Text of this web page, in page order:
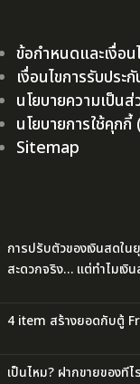
ข้อกำหนดและเงื่อ
เงื่อนไขการรับป
นโยบายความเป็น
นโยบายการใช้คุก
Sitemap
การปรับตัวของเงินสดใ
สะดวกจริง… แต่ทำไมเงิ
4 item สร้างยอดกับตู้
เป็นไหม? ฝากขายของที